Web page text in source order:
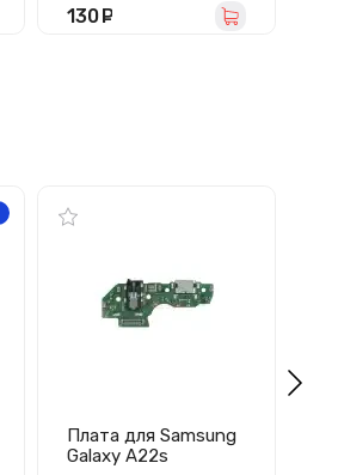
130
Плата для Samsung
Galaxy A22s